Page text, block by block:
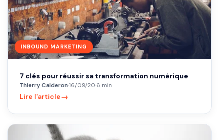
INBOUND MARKETING
7 clés pour réussir sa transformation numérique
Thierry Calderon·16/09/20·6 min
Lire l'article→